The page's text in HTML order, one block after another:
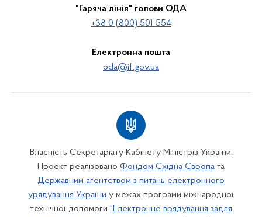
"Гаряча лінія" голови ОДА
+38 0 (800) 501 554
Електронна пошта
oda@if.gov.ua
Власність Секретаріату Кабінету Міністрів України.
Проект реалізовано Фондом Східна Європа та
Державним агентством з питань електронного
урядування України у межах програми міжнародної
технічної допомоги "Електронне врядування задля